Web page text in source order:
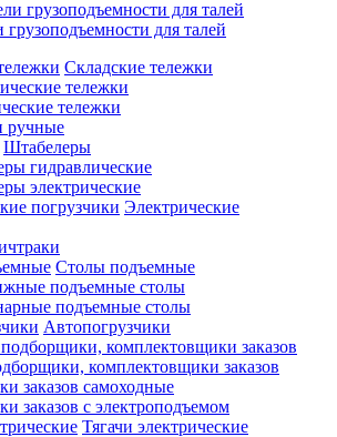
для талей
Складские тележки
тележки
тележки
ручные
Штабелеры
гидравлические
электрические
Электрические
Столы подъемные
подъемные столы
подъемные столы
Автопогрузчики
комплектовщики заказов
заказов самоходные
заказов с электроподъемом
Тягачи электрические